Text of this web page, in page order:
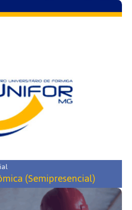
(Semipresencial)